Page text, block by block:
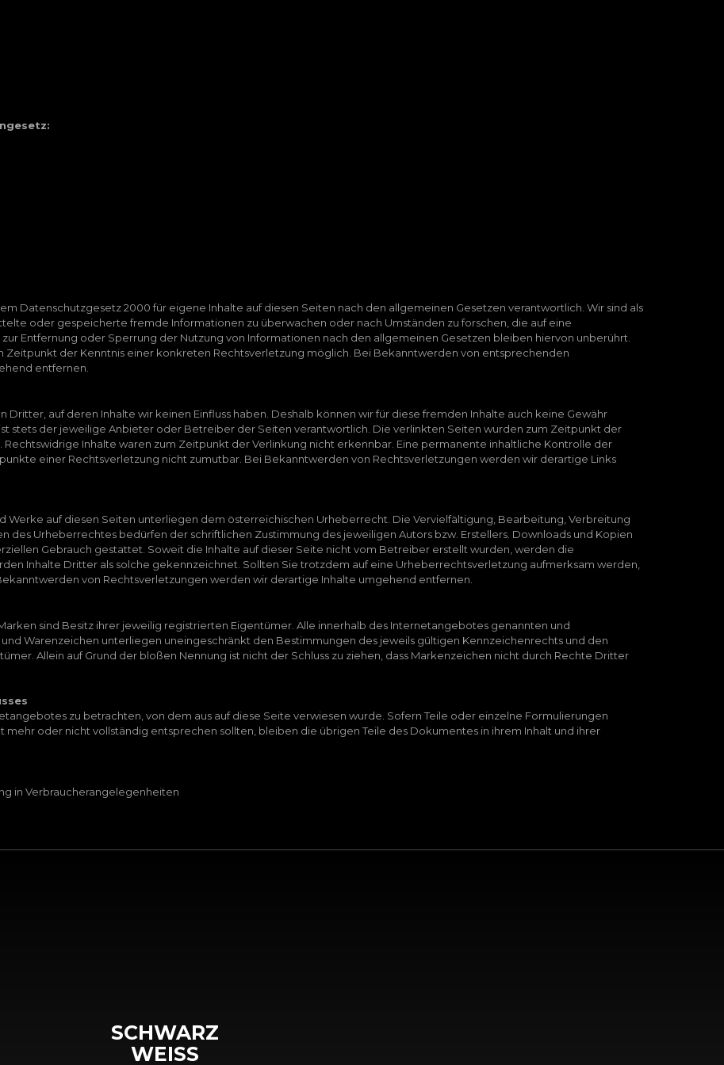
Datenschutzgesetz 2000 für eigene Inhalte auf diesen Seiten nach den allgemeinen Gesetzen verantwortlich. Wir sind als
oder gespeicherte fremde Informationen zu überwachen oder nach Umständen zu forschen, die auf eine
Entfernung oder Sperrung der Nutzung von Informationen nach den allgemeinen Gesetzen bleiben hiervon unberührt.
Zeitpunkt der Kenntnis einer konkreten Rechtsverletzung möglich. Bei Bekanntwerden von entsprechenden
entfernen.
Dritter, auf deren Inhalte wir keinen Einfluss haben. Deshalb können wir für diese fremden Inhalte auch keine Gewähr
stets der jeweilige Anbieter oder Betreiber der Seiten verantwortlich. Die verlinkten Seiten wurden zum Zeitpunkt der
Inhalte waren zum Zeitpunkt der Verlinkung nicht erkennbar. Eine permanente inhaltliche Kontrolle der
einer Rechtsverletzung nicht zumutbar. Bei Bekanntwerden von Rechtsverletzungen werden wir derartige Links
auf diesen Seiten unterliegen dem österreichischen Urheberrecht. Die Vervielfältigung, Bearbeitung, Verbreitung
des Urheberrechtes bedürfen der schriftlichen Zustimmung des jeweiligen Autors bzw. Erstellers. Downloads und Kopien
Gebrauch gestattet. Soweit die Inhalte auf dieser Seite nicht vom Betreiber erstellt wurden, werden die
Inhalte Dritter als solche gekennzeichnet. Sollten Sie trotzdem auf eine Urheberrechtsverletzung aufmerksam werden,
von Rechtsverletzungen werden wir derartige Inhalte umgehend entfernen.
sind Besitz ihrer jeweilig registrierten Eigentümer. Alle innerhalb des Internetangebotes genannten und
Warenzeichen unterliegen uneingeschränkt den Bestimmungen des jeweils gültigen Kennzeichenrechts und den
Allein auf Grund der bloßen Nennung ist nicht der Schluss zu ziehen, dass Markenzeichen nicht durch Rechte Dritter
zu betrachten, von dem aus auf diese Seite verwiesen wurde. Sofern Teile oder einzelne Formulierungen
mehr oder nicht vollständig entsprechen sollten, bleiben die übrigen Teile des Dokumentes in ihrem Inhalt und ihrer
in Verbraucherangelegenheiten
SCHWARZ
WEISS